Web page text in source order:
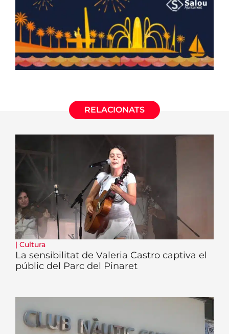
RELACIONATS
| Cultura
La sensibilitat de Valeria Castro captiva el
públic del Parc del Pinaret